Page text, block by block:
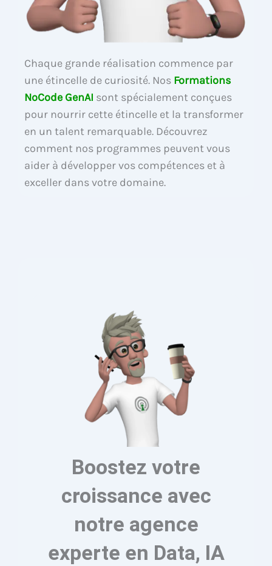
Chaque grande réalisation commence par
une étincelle de curiosité. Nos Formations
NoCode GenAI sont spécialement conçues
pour nourrir cette étincelle et la transformer
en un talent remarquable. Découvrez
comment nos programmes peuvent vous
aider à développer vos compétences et à
exceller dans votre domaine.
Boostez votre
croissance avec
notre agence
experte en Data, IA